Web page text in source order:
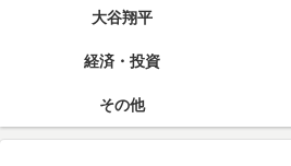
大谷翔平
経済・投資
その他